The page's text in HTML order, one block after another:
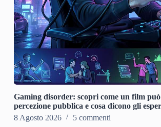
Gaming disorder: scopri come un film
percezione pubblica e cosa dicono gli
8 Agosto 2026
5 commenti